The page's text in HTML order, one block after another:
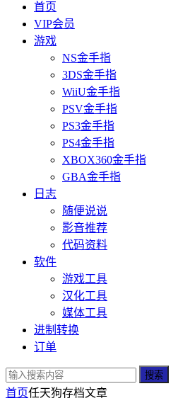
首页
VIP会员
游戏
NS金手指
3DS金手指
WiiU金手指
PSV金手指
PS3金手指
PS4金手指
XBOX360金手指
GBA金手指
日志
随便说说
影音推荐
代码资料
软件
游戏工具
汉化工具
媒体工具
进制转换
订单
搜索
首页任天狗存档文章